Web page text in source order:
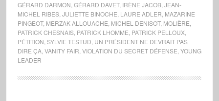
GÉRARD DARMON GÉRARD DAVET, IRÈNE JACOB, JEAN-
MICHEL RIBES, JULIETTE BINOCHE LAURE ADLER MAZARINE
PINGEOT, MERZAK ALLOUACHE MICHEL DENISOT, MOLIÈRE
PATRICK CHESNAIS, PATRICK LHOMME PATRICK PELLOUX,
PÉTITION SYLVIE TESTUD UN PRÉSIDENT NE DEVRAIT PAS
DIRE ÇA, VANITY FAIR VIOLATION DU SECRET DÉFENSE YOUNG
LEADER